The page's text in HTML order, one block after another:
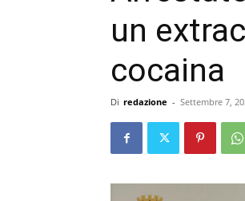
un
cocaina
Di redazione - Settembre 7,